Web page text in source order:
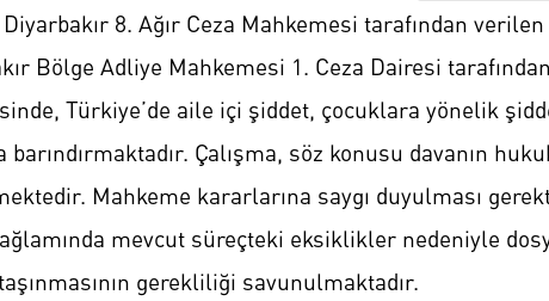
8. Ağır Ceza Mahkemesi tarafından verilen
Bölge Adliye Mahkemesi 1. Ceza Dairesi tarafından
Türkiye’de aile içi şiddet, çocuklara yönelik
Çalışma, söz konusu davanın
Mahkeme kararlarına saygı duyulması
mevcut süreçteki eksiklikler nedeniyle
gerekliliği savunulmaktadır.